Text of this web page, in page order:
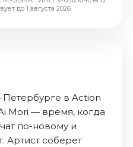
до 1 августа 2026
Петербурге в Action
Mori — время, когда
по-новому и
Артист соберет